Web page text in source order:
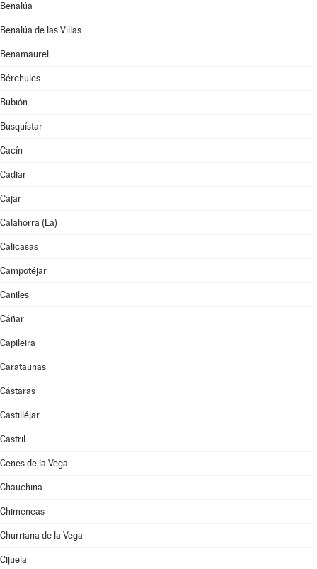
Benalúa
Benalúa de las Villas
Benamaurel
Bérchules
Bubión
Busquístar
Cacín
Cádiar
Cájar
Calahorra (La)
Calicasas
Campotéjar
Caniles
Cáñar
Capileira
Carataunas
Cástaras
Castilléjar
Castril
Cenes de la Vega
Chauchina
Chimeneas
Churriana de la Vega
Cijuela